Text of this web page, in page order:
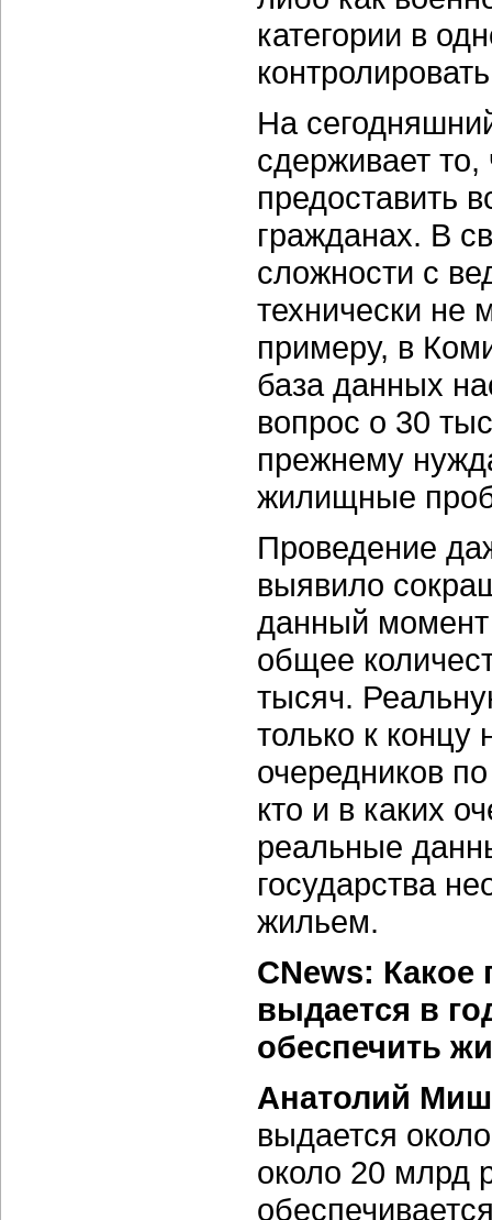
категории в
На
сдерживает
предоставить
гражданах. В
сложности с
технически не
примеру, в
база данных
вопрос о 30
прежнему
жилищные
Проведение
выявило
данный момент
общее
тысяч.
только к концу
очередников
кто и в каких
реальные
государства
жильем.
CNews:
выдается в
обеспечить
Анатолий
выдается
около 20 млрд